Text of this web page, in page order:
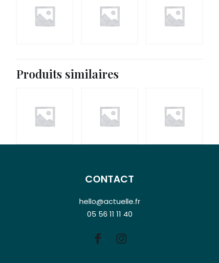
Produits similaires
CONTACT
hello@actuelle.fr
05 56 11 11 40